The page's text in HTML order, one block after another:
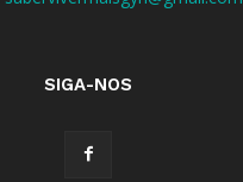
SIGA-NOS